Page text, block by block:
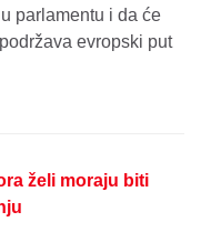
parlamentu i da će
evropski put
želi moraju biti